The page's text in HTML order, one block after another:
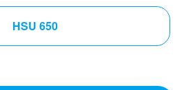
HSU 650